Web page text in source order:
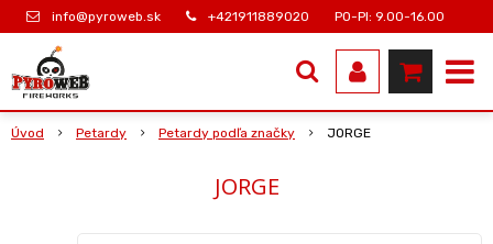
info@pyroweb.sk +421911889020 PO-PI: 9.00-16.00
Úvod Petardy Petardy podľa značky JORGE
JORGE